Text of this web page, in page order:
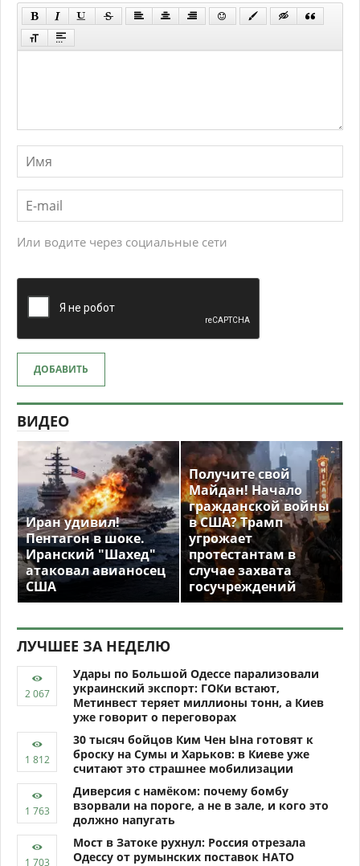
Или водите через социальные сети
ДОБАВИТЬ
ВИДЕО
Иран удивил!
Пентагон в шоке.
Иранский "Шахед"
атаковал авианосец
США
Получите свой
Майдан! Начало
гражданской войны
в США? Трамп
угрожает
протестантам в
случае захвата
госучреждений
ЛУЧШЕЕ ЗА НЕДЕЛЮ
Удары по Большой Одессе парализовали
украинский экспорт: ГОКи встают,
Метинвест теряет миллионы тонн, а Киев
уже говорит о переговорах
30 тысяч бойцов Ким Чен Ына готовят к
броску на Сумы и Харьков: в Киеве уже
считают это страшнее мобилизации
Диверсия с намёком: почему бомбу
взорвали на пороге, а не в зале, и кого это
должно напугать
Мост в Затоке рухнул: Россия отрезала
Одессу от румынских поставок НАТО